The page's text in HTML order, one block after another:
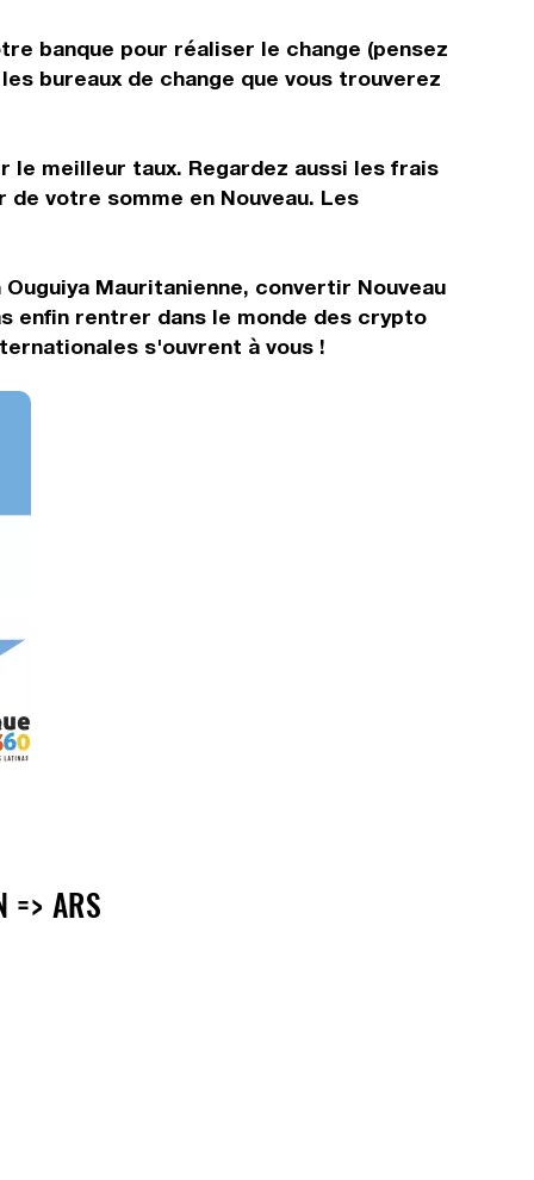
banque pour réaliser le change (pensez
bureaux de change que vous trouverez
le meilleur taux. Regardez aussi les frais
votre somme en Nouveau. Les
Mauritanienne, convertir Nouveau
enfin rentrer dans le monde des crypto
s'ouvrent à vous !
=> ARS